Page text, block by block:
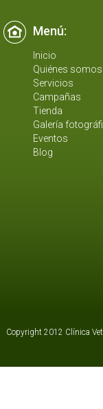
Menú:
Inicio
Quiénes somos
Servicios
Campañas
Tienda
Galería
Eventos
Blog
Copyright 2012 Clínica